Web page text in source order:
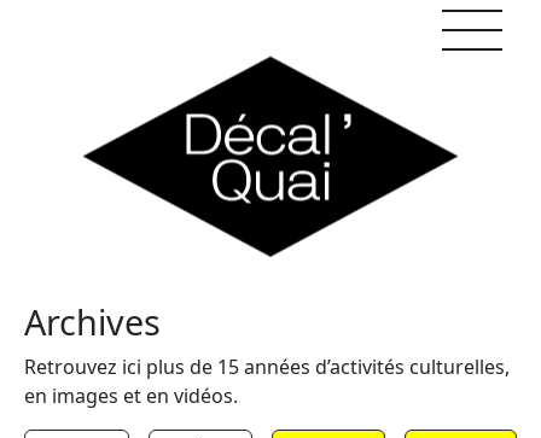
Archives
Retrouvez ici plus de 15 années d’activités culturelles,
en images et en vidéos.